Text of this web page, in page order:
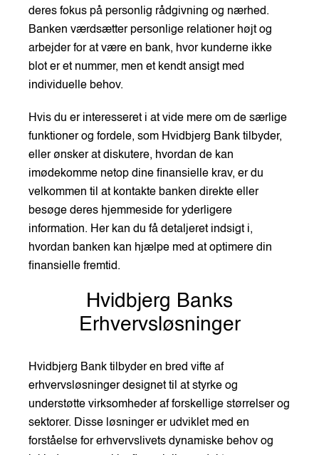
deres fokus på personlig rådgivning og nærhed.
Banken værdsætter personlige relationer højt og
arbejder for at være en bank, hvor kunderne ikke
blot er et nummer, men et kendt ansigt med
individuelle behov.
Hvis du er interesseret i at vide mere om de særlige
funktioner og fordele, som Hvidbjerg Bank tilbyder,
eller ønsker at diskutere, hvordan de kan
imødekomme netop dine finansielle krav, er du
velkommen til at kontakte banken direkte eller
besøge deres hjemmeside for yderligere
information. Her kan du få detaljeret indsigt i,
hvordan banken kan hjælpe med at optimere din
finansielle fremtid.
Hvidbjerg Banks
Erhvervsløsninger
Hvidbjerg Bank tilbyder en bred vifte af
erhvervsløsninger designet til at styrke og
understøtte virksomheder af forskellige størrelser og
sektorer. Disse løsninger er udviklet med en
forståelse for erhvervslivets dynamiske behov og